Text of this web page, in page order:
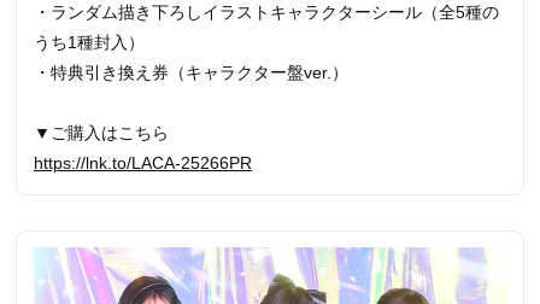
・ランダム描き下ろしイラストキャラクターシール（全5種の
うち1種封入）
・特典引き換え券（キャラクター盤ver.）
▼ご購入はこちら
https://lnk.to/LACA-25266PR